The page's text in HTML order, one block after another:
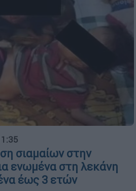
σιαμαίων στην
ενωμένα στη λεκάνη
έως 3 ετών